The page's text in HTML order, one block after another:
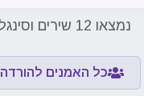
נמצאו 12 שירים וסינגלים של יוסי פריד להורדה ישירה
כל האמנים להורדה